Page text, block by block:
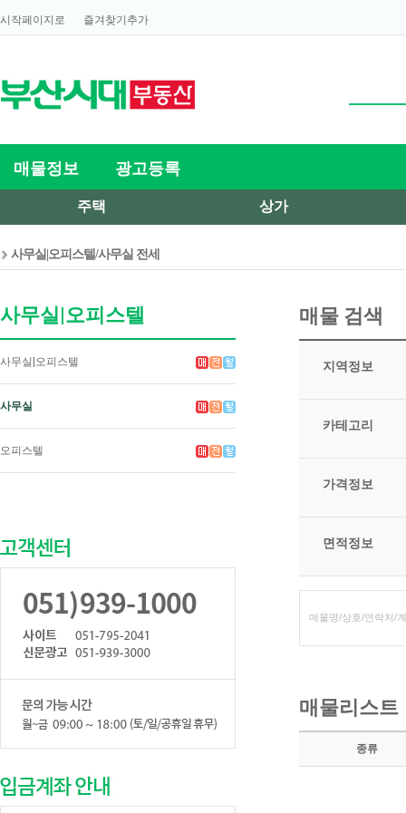
시작페이지로 즐겨찾기추가
매물정보 광고등록
주택 상가
사무실|오피스텔/사무실 전세
사무실|오피스텔
사무실|오피스텔
사무실
오피스텔
매물 검색
지역정보
카테고리
가격정보
면적정보
매물리스트
종류